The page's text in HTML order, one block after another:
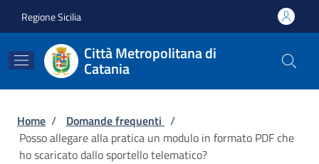
Regione Sicilia
Città Metropolitana di
Catania
Briciole di pane
Home / Domande frequenti /
Posso allegare alla pratica un modulo in formato PDF che
ho scaricato dallo sportello telematico?